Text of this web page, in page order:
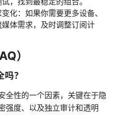
化：如果你需要更多设备、
体需求，及时调整订阅计
）
？
全性的一个因素，关键在于隐
强度、以及独立审计和透明